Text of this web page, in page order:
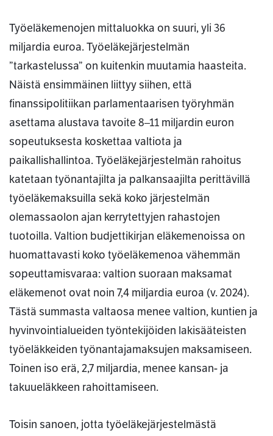
Työeläkemenojen mittaluokka on suuri, yli 36
miljardia euroa. Työeläkejärjestelmän
”tarkastelussa” on kuitenkin muutamia haasteita.
Näistä ensimmäinen liittyy siihen, että
finanssipolitiikan parlamentaarisen työryhmän
asettama alustava tavoite 8–11 miljardin euron
sopeutuksesta koskettaa valtiota ja
paikallishallintoa. Työeläkejärjestelmän rahoitus
katetaan työnantajilta ja palkansaajilta perittävillä
työeläkemaksuilla sekä koko järjestelmän
olemassaolon ajan kerrytettyjen rahastojen
tuotoilla. Valtion budjettikirjan eläkemenoissa on
huomattavasti koko työeläkemenoa vähemmän
sopeuttamisvaraa: valtion suoraan maksamat
eläkemenot ovat noin 7,4 miljardia euroa (v. 2024).
Tästä summasta valtaosa menee valtion, kuntien ja
hyvinvointialueiden työntekijöiden lakisääteisten
työeläkkeiden työnantajamaksujen maksamiseen.
Toinen iso erä, 2,7 miljardia, menee kansan- ja
takuueläkkeen rahoittamiseen.
Toisin sanoen, jotta työeläkejärjestelmästä